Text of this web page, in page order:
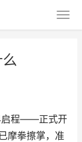
启程——正式开
摩拳擦掌，准